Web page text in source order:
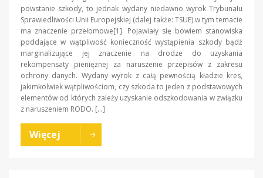
powstanie szkody, to jednak wydany niedawno wyrok Trybunału
Sprawiedliwości Unii Europejskiej (dalej także: TSUE) w tym temacie
ma znaczenie przełomowe[1]. Pojawiały się bowiem stanowiska
poddające w wątpliwość konieczność wystąpienia szkody bądź
marginalizujące jej znaczenie na drodze do uzyskania
rekompensaty pieniężnej za naruszenie przepisów z zakresu
ochrony danych. Wydany wyrok z całą pewnością kładzie kres,
jakimkolwiek wątpliwościom, czy szkoda to jeden z podstawowych
elementów od których zależy uzyskanie odszkodowania w związku
z naruszeniem RODO. […]
Więcej